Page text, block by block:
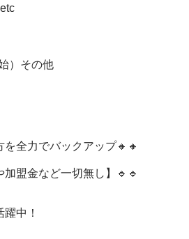
）その他
全力でバックアップ🔸🔸
盟金など一切無し】🔹🔹
中！